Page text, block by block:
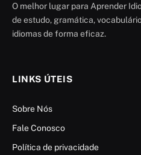
O melhor lugar para Aprender
de estudo, gramática,
idiomas de forma eficaz.
LINKS ÚTEIS
Sobre Nós
Fale Conosco
Política de privacidade